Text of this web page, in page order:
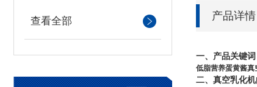
查看全部 产品详情
一、产品关键词
低脂营养蛋黄酱真
二、真空乳化